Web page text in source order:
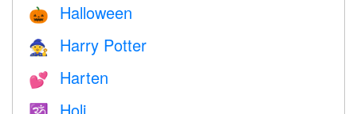
🎃 Halloween
🧙 Harry Potter
💕 Harten
Holi